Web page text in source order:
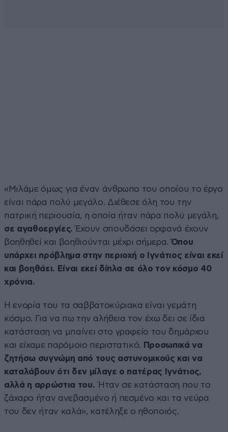
«Μιλάμε όμως για έναν άνθρωπο του οποίου το έργο
είναι πάρα πολύ μεγάλο. Διέθεσε όλη του την
πατρική περιουσία, η οποία ήταν πάρα πολύ μεγάλη,
σε αγαθοεργίες.Έχουν σπουδάσει ορφανά έχουν
βοηθηθεί και βοηθιούνται μέχρι σήμερα.Όπου
υπάρχει πρόβλημα στην περιοχή ο Ιγνάτιος είναι εκεί
και βοηθάει. Είναι εκεί δίπλα σε όλο τον κόσμο 40
χρόνια.
Η ενορία του τα σαββατοκύριακα είναι γεμάτη
κόσμο. Για να πω την αλήθεια τον έχω δει σε ίδια
κατάσταση να μπαίνει στο γραφείο του δημάρχου
και είχαμε παρόμοιο περιστατικό. Προσωπικά να
ζητήσω συγνώμη από τους αστυνομικούς και να
καταλάβουν ότι δεν μίλαγε ο πατέρας Ιγνάτιος,
αλλά η αρρώστια του. Ήταν σε κατάσταση που το
ζάχαρο ήταν ανεβασμένο ή πεσμένο και τα νεύρα
του δεν ήταν καλά», κατέληξε ο ηθοποιός.